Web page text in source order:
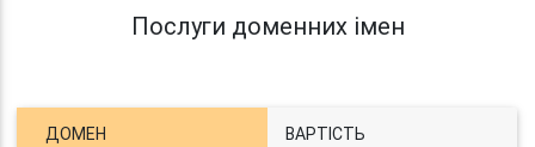
Послуги доменних імен
ДОМЕН ВАРТІСТЬ